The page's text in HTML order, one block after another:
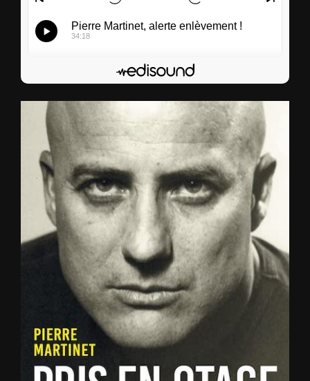
Pierre Martinet, alerte enlèvement !
34:18
Edisound Flux RSS
Partager l'épisode
Facebook X LinkedIn
Lien de l'épisode